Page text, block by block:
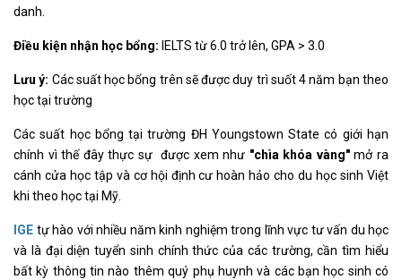
danh.
Điều kiện nhận học bổng: IELTS từ 6.0 trở lên, GPA > 3.0
Lưu ý: Các suất học bổng trên sẽ được duy trì suốt 4 năm bạn theo
học tại trường
Các suất học bổng tại trường ĐH Youngstown State có giới hạn
chính vì thế đây thực sự được xem như "chìa khóa vàng"mở ra
cánh cửa học tập và cơ hội định cư hoàn hảo cho du học sinh Việt
khi theo học tại Mỹ.
IGE tự hào với nhiều năm kinh nghiệm trong lĩnh vực tư vấn du học
và là đại diện tuyển sinh chính thức của các trường, cần tìm hiểu
bất kỳ thông tin nào thêm quý phụ huynh và các bạn học sinh có